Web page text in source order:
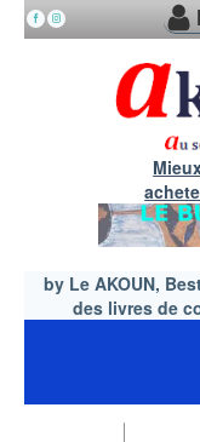
by Le AKOUN,
des livres de